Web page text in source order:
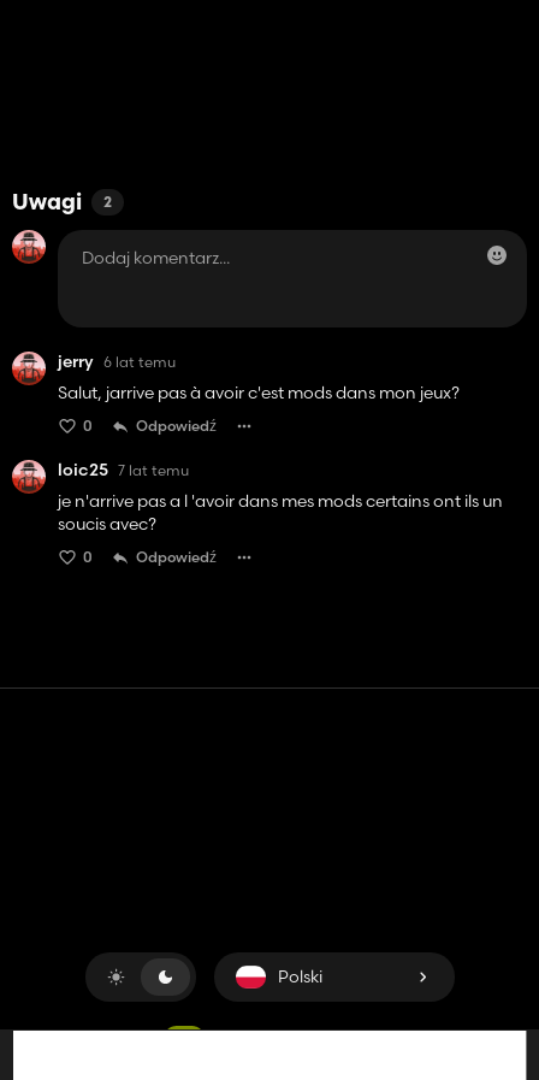
Uwagi 2
jerry 6 lat temu
Salut, jarrive pas à avoir c'est mods dans mon jeux?
0 Odpowiedź
loic25 7 lat temu
je n'arrive pas a l 'avoir dans mes mods certains ont ils un
soucis avec?
0 Odpowiedź
Polski